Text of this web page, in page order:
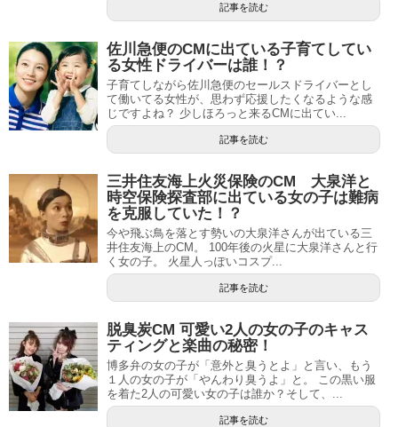
記事を読む
佐川急便のCMに出ている子育てしてい
る女性ドライバーは誰！？
子育てしながら佐川急便のセールスドライバーとし
て働いてる女性が、思わず応援したくなるような感
じですよね？ 少しほろっと来るCMに出てい...
記事を読む
三井住友海上火災保険のCM 大泉洋と
時空保険探査部に出ている女の子は難病
を克服していた！？
今や飛ぶ鳥を落とす勢いの大泉洋さんが出ている三
井住友海上のCM。 100年後の火星に大泉洋さんと行
く女の子。 火星人っぽいコスプ...
記事を読む
脱臭炭CM 可愛い2人の女の子のキャス
ティングと楽曲の秘密！
博多弁の女の子が「意外と臭うとよ」と言い、もう
１人の女の子が「やんわり臭うよ」と。 この黒い服
を着た2人の可愛い女の子は誰か？そして、...
記事を読む